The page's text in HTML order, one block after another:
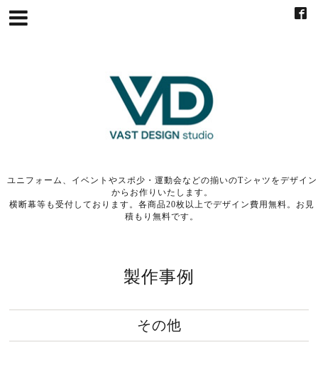
ユニフォーム、イベントやスポ少・運動会などの揃いのTシャツをデザイン
からお作りいたします。
横断幕等も受付しております。各商品20枚以上でデザイン費用無料。お見
積もり無料です。
製作事例
その他